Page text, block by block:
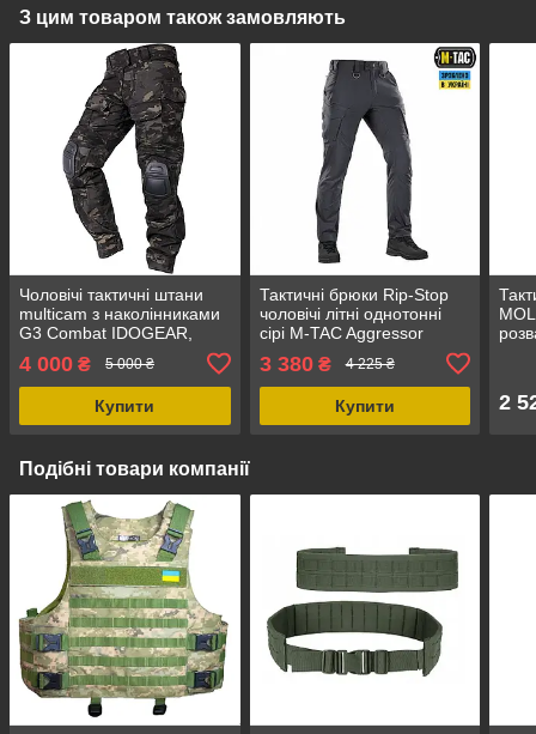
З цим товаром також замовляють
Чоловічі тактичні штани
multicam з наколінниками
G3 Combat IDOGEAR,
брюки камуфляж Rip Stop
чорні,
водовідштовхувальні
4 000 ₴ 5 000 ₴
Купити
Тактичні брюки Rip-Stop
чоловічі літні однотонні
сірі M-TAC Aggressor
36/36, рип-стоп матеріал
3 380₴ 4 225 ₴
Купити 2
Подібні товари компанії